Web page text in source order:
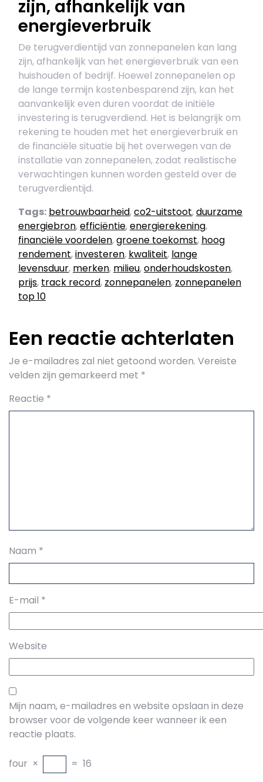
zijn, afhankelijk van
energieverbruik
De terugverdientijd van zonnepanelen kan lang
zijn, afhankelijk van het energieverbruik van een
huishouden of bedrijf. Hoewel zonnepanelen op
de lange termijn kostenbesparend zijn, kan het
aanvankelijk even duren voordat de initiële
investering is terugverdiend. Het is belangrijk om
rekening te houden met het energieverbruik en
de financiële situatie bij het overwegen van de
installatie van zonnepanelen, zodat realistische
verwachtingen kunnen worden gesteld over de
terugverdientijd.
Tags: betrouwbaarheid,co2-uitstoot,duurzame
energiebron,efficiëntie,energierekening,
financiële voordelen,groene toekomst, hoog
rendement,investeren, kwaliteit, lange
levensduur, merken, milieu,onderhoudskosten,
prijs, track record, zonnepanelen, zonnepanelen
top 10
Een reactie achterlaten
Je e-mailadres zal niet getoond worden. Vereiste
velden zijn gemarkeerd met *
Reactie *
Naam *
E-mail *
Website
Mijn naam, e-mailadres en website opslaan in deze
browser voor de volgende keer wanneer ik een
reactie plaats.
four × = 16